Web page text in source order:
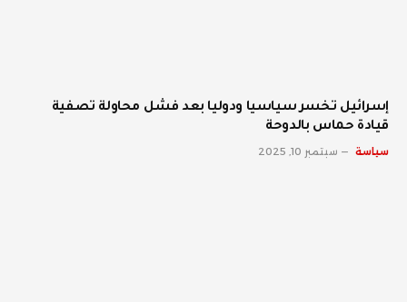
إسرائيل تخسر سياسيا ودوليا بعد فشل محاولة تصفية
قيادة حماس بالدوحة
سياسة سبتمبر 10, 2025